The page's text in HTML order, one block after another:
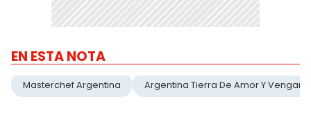
EN ESTA NOTA
Masterchef Argentina Argentina Tierra De Amor Y